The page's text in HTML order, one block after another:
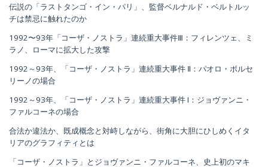
伝説の「ラストタンゴ・イン・パリ」、監督ベルナルド・ベルトルッ
チは禁忌に触れたのか
1992〜93年「コーザ・ノストラ」連続重大事件Ⅲ：フィレンツェ、ミ
ラノ、ローマに拡大した攻撃
1992～93年、「コーザ・ノストラ」連続重大事件 Ⅱ：パオロ・ボルセ
リーノの場合
1992～93年、「コーザ・ノストラ」連続重大事件 I：ジョヴァンニ・
ファルコーネの場合
合法か違法か、既成概念と対峙しながら、街角に大胆にひしめくイタ
リアのグラフィティとは
「コーザ・ノストラ」とジョヴァンニ・ファルコーネ、史上初のマキ